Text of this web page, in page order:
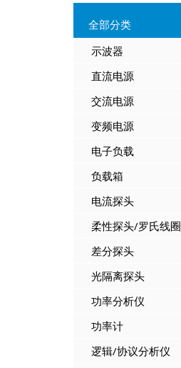
500A
全部分类
示波器
直流电源
交流电源
变频电源
电子负载
负载箱
电流探头
柔性探头/罗氏线圈
差分探头
光隔离探头
功率分析仪
功率计
逻辑/协议分析仪